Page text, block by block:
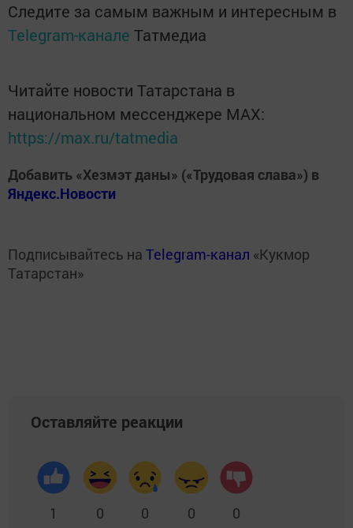
Следите за самым важным и интересным в
Telegram-канале Татмедиа
Читайте новости Татарстана в
национальном мессенджере MАХ:
https://max.ru/tatmedia
Добавить «Хезмэт даны» («Трудовая слава») в
Яндекс.Новости
Подписывайтесь на Telegram-канал «Кукмор
Татарстан»
Оставляйте реакции
1 0 0 0 0